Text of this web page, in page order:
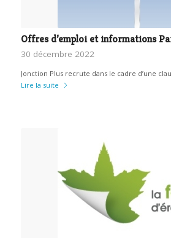
Offres d’emploi et informations
30 décembre 2022
Jonction Plus recrute dans le cadre d’une
Lire la suite